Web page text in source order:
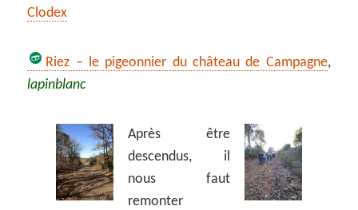
Clodex
Riez – le pigeonnier du château de Campagne,
lapinblanc
Après être
descendus, il
nous faut
remonter